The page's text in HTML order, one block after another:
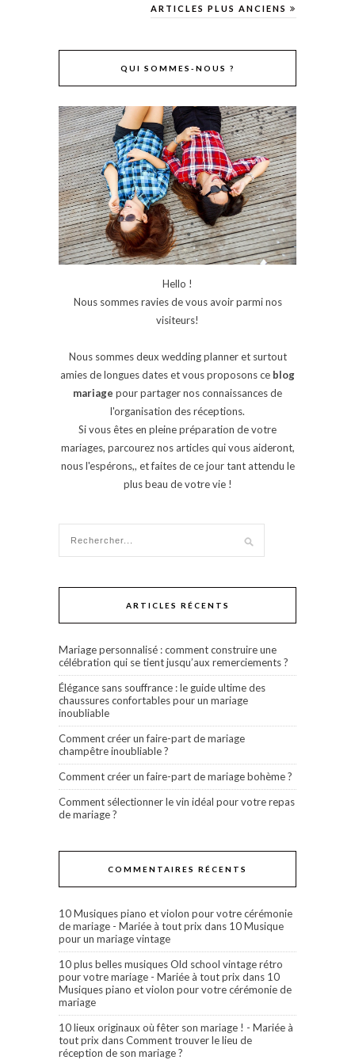
ARTICLES PLUS ANCIENS
QUI SOMMES-NOUS ?
Hello !
Nous sommes ravies de vous avoir parmi nos
visiteurs!
Nous sommes deux wedding planner et surtout
amies de longues dates et vous proposons ce blog
mariage pour partager nos connaissances de
l'organisation des réceptions.
Si vous êtes en pleine préparation de votre
mariages, parcourez nos articles qui vous aideront,
nous l'espérons,, et faites de ce jour tant attendu le
plus beau de votre vie !
ARTICLES RÉCENTS
Mariage personnalisé : comment construire une
célébration qui se tient jusqu’aux remerciements ?
Élégance sans souffrance : le guide ultime des
chaussures confortables pour un mariage
inoubliable
Comment créer un faire-part de mariage
champêtre inoubliable ?
Comment créer un faire-part de mariage bohème ?
Comment sélectionner le vin idéal pour votre repas
de mariage ?
COMMENTAIRES RÉCENTS
10 Musiques piano et violon pour votre cérémonie
de mariage - Mariée à tout prix dans 10 Musique
pour un mariage vintage
10 plus belles musiques Old school vintage rétro
pour votre mariage - Mariée à tout prix dans 10
Musiques piano et violon pour votre cérémonie de
mariage
10 lieux originaux où fêter son mariage ! - Mariée à
tout prix dansComment trouver le lieu de
réception de son mariage ?